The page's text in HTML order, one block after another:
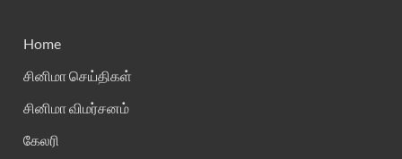
Home
சினிமா செய்திகள்
சினிமா விமர்சனம்
கேலரி